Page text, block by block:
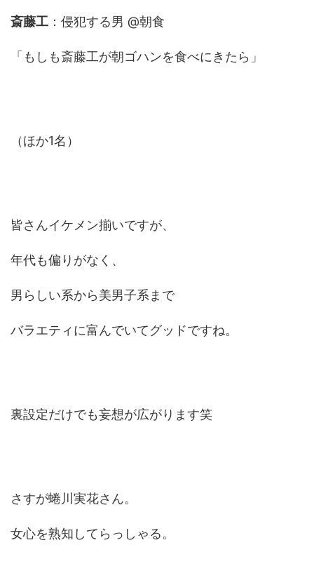
斎藤工 ：侵犯する男 @朝食
「もしも斎藤工が朝ゴハンを食べにきたら」
（ほか1名）
皆さんイケメン揃いですが、
年代も偏りがなく、
男らしい系から美男子系まで
バラエティに富んでいてグッドですね。
裏設定だけでも妄想が広がります笑
さすが蜷川実花さん。
女心を熟知してらっしゃる。